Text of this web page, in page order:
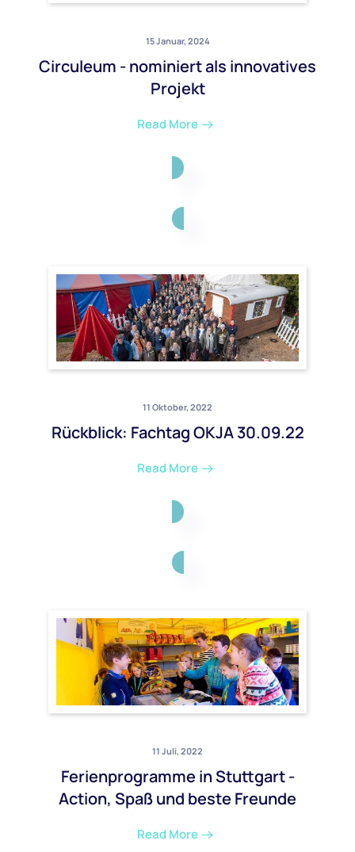
15 Januar, 2024
Circuleum - nominiert als innovatives
Projekt
Read More
11 Oktober, 2022
Rückblick: Fachtag OKJA 30.09.22
Read More
11 Juli, 2022
Ferienprogramme in Stuttgart -
Action, Spaß und beste Freunde
Read More